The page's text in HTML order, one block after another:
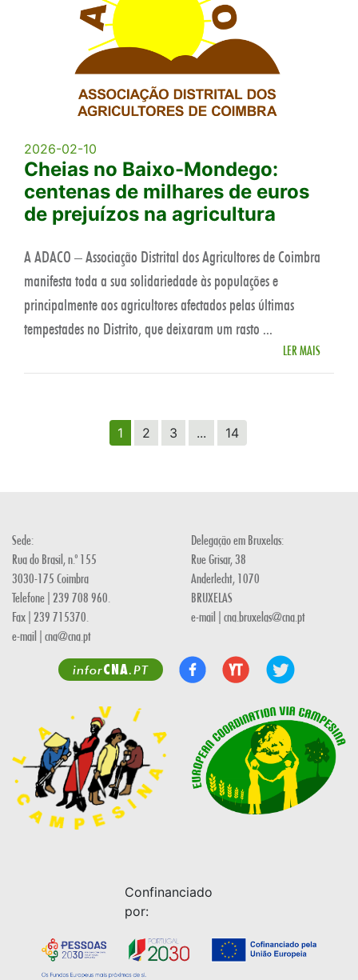
2026-02-10
Cheias no Baixo-Mondego:
centenas de milhares de euros
de prejuízos na agricultura
A ADACO – Associação Distrital dos Agricultores de Coimbra
manifesta toda a sua solidariedade às populações e
principalmente aos agricultores afectados pelas últimas
tempestades no Distrito, que deixaram um rasto ...
LER MAIS
1 2 3 ... 14
Sede:
Rua do Brasil, n.º 155
3030-175 Coimbra
Telefone | 239 708 960.
Fax | 239 715370.
e-mail | cna@cna.pt
Delegação em Bruxelas:
Rue Grisar, 38
Anderlecht, 1070
BRUXELAS
e-mail | cna.bruxelas@cna.pt
inforCNA.PT
Confinanciado
por: